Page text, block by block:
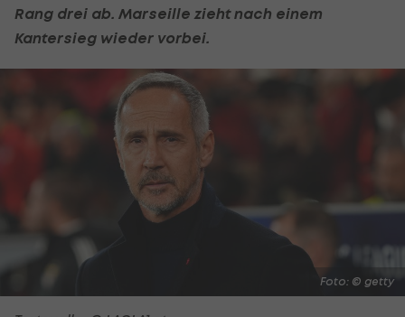
Rang drei ab. Marseille zieht nach einem
Kantersieg wieder vorbei.
Foto: © getty